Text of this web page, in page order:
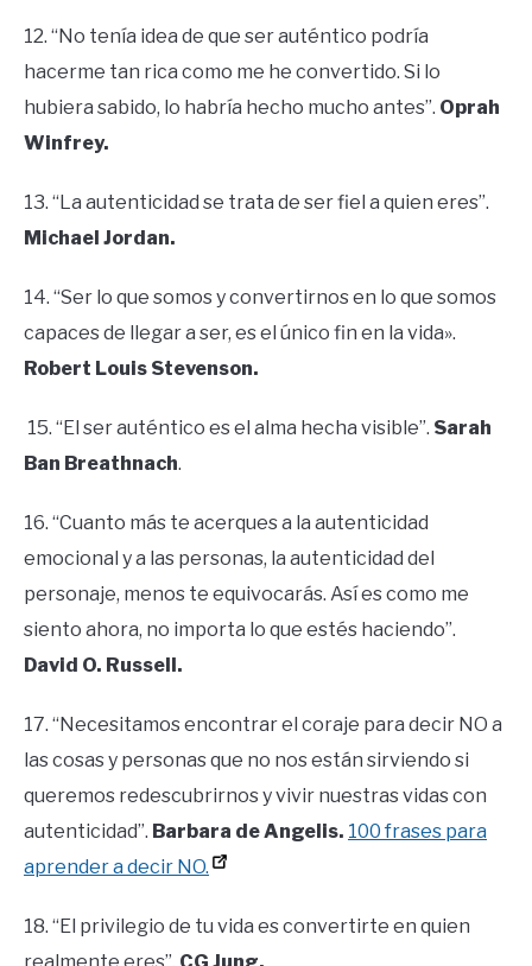
12. “No tenía idea de que ser auténtico podría
hacerme tan rica como me he convertido. Si lo
hubiera sabido, lo habría hecho mucho antes”. Oprah
Winfrey.
13. “La autenticidad se trata de ser fiel a quien eres”.
Michael Jordan.
14. “Ser lo que somos y convertirnos en lo que somos
capaces de llegar a ser, es el único fin en la vida».
Robert Louis Stevenson.
15. “El ser auténtico es el alma hecha visible”. Sarah
Ban Breathnach.
16. “Cuanto más te acerques a la autenticidad
emocional y a las personas, la autenticidad del
personaje, menos te equivocarás. Así es como me
siento ahora, no importa lo que estés haciendo”.
David O. Russell.
17. “Necesitamos encontrar el coraje para decir NO a
las cosas y personas que no nos están sirviendo si
queremos redescubrirnos y vivir nuestras vidas con
autenticidad”. Barbara de Angelis. 100 frases para
aprender a decir NO.
18. “El privilegio de tu vida es convertirte en quien